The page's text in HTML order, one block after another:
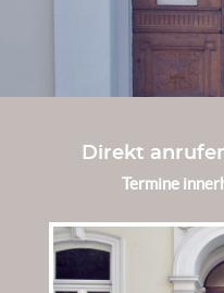
Direkt
Termine